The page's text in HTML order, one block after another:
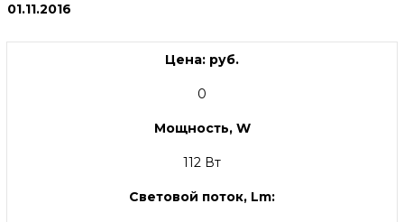
01.11.2016
Цена: руб.
0
Мощность, W
112 Вт
Световой поток, Lm: